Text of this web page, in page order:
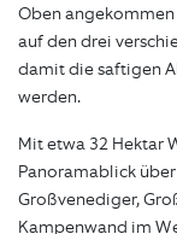
Oben
auf den drei
damit die saftigen
werden.
Mit etwa 32 Hektar
Panoramablick
Großvenediger,
Kampenwand im